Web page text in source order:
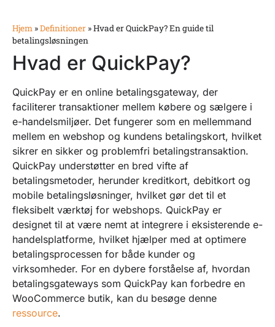
Hjem »Definitioner »Hvad er QuickPay? En guide til
betalingsløsningen
Hvad er QuickPay?
QuickPay er en online betalingsgateway, der
faciliterer transaktioner mellem købere og sælgere i
e-handelsmiljøer. Det fungerer som en mellemmand
mellem en webshop og kundens betalingskort, hvilket
sikrer en sikker og problemfri betalingstransaktion.
QuickPay understøtter en bred vifte af
betalingsmetoder, herunder kreditkort, debitkort og
mobile betalingsløsninger, hvilket gør det til et
fleksibelt værktøj for webshops. QuickPay er
designet til at være nemt at integrere i eksisterende e-
handelsplatforme, hvilket hjælper med at optimere
betalingsprocessen for både kunder og
virksomheder. For en dybere forståelse af, hvordan
betalingsgateways som QuickPay kan forbedre en
WooCommerce butik, kan du besøge denne
ressource.